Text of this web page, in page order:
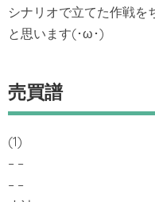
シナリオで立てた作戦を
と思います(･ω･)
売買譜
(1)
– –
– –